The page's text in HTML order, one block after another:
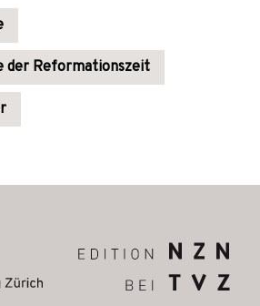
der Reformationszeit